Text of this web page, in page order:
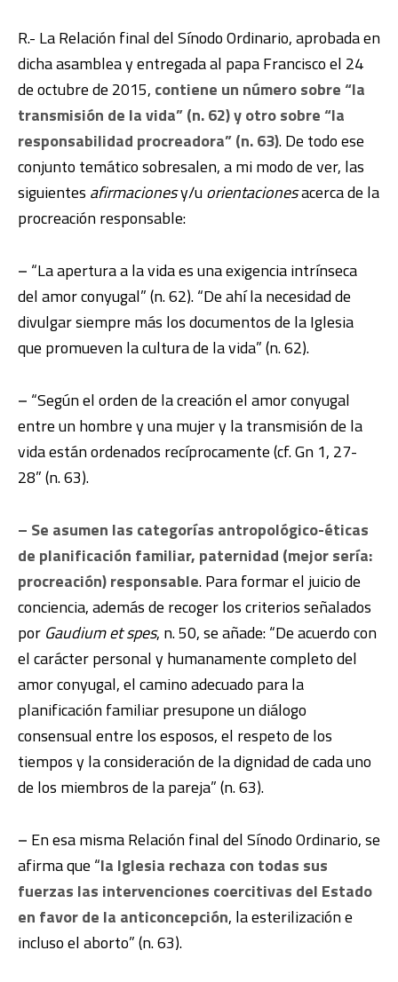
R.- La Relación final del Sínodo Ordinario, aprobada en
dicha asamblea y entregada al papa Francisco el 24
de octubre de 2015, contiene un número sobre “la
transmisión de la vida” (n. 62) y otro sobre “la
responsabilidad procreadora” (n. 63). De todo ese
conjunto temático sobresalen, a mi modo de ver, las
siguientes afirmacionesy/uorientacionesacerca de la
procreación responsable:
– “La apertura a la vida es una exigencia intrínseca
del amor conyugal” (n. 62). “De ahí la necesidad de
divulgar siempre más los documentos de la Iglesia
que promueven la cultura de la vida” (n. 62).
– “Según el orden de la creación el amor conyugal
entre un hombre y una mujer y la transmisión de la
vida están ordenados recíprocamente (cf. Gn 1, 27-
28” (n. 63).
– Se asumen las categorías antropológico-éticas
de planificación familiar, paternidad (mejor sería:
procreación) responsable. Para formar el juicio de
conciencia, además de recoger los criterios señalados
por Gaudium et spes, n. 50, se añade: “De acuerdo con
el carácter personal y humanamente completo del
amor conyugal, el camino adecuado para la
planificación familiar presupone un diálogo
consensual entre los esposos, el respeto de los
tiempos y la consideración de la dignidad de cada uno
de los miembros de la pareja” (n. 63).
– En esa misma Relación final del Sínodo Ordinario, se
afirma que “la Iglesia rechaza con todas sus
fuerzas las intervenciones coercitivas del Estado
en favor de la anticoncepción, la esterilización e
incluso el aborto” (n. 63).